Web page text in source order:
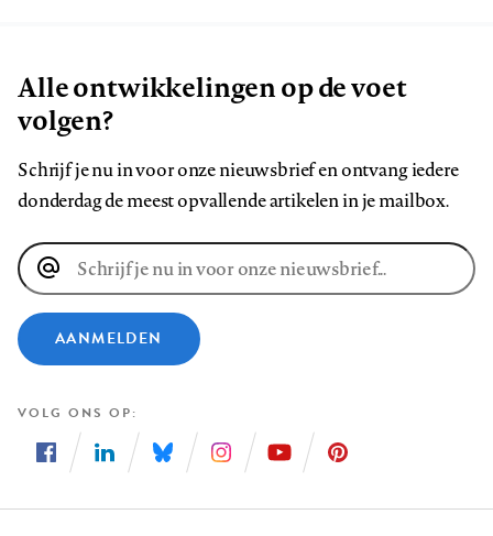
Alle ontwikkelingen op de voet
volgen?
Schrijf je nu in voor onze nieuwsbrief en ontvang iedere
donderdag de meest opvallende artikelen in je mailbox.
E-
mailadres
AANMELDEN
VOLG ONS OP
ons
ons
ons
ons
ons
ons